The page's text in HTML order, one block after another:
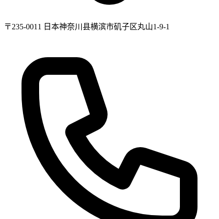
〒235-0011 日本神奈川县横滨市矶子区丸山1-9-1